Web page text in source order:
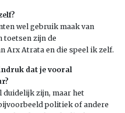
wel gebruik maak van
toetsen zijn de
Arx Atrata en die speel ik zelf.
dat je vooral
duidelijk zijn, maar het
politiek of andere